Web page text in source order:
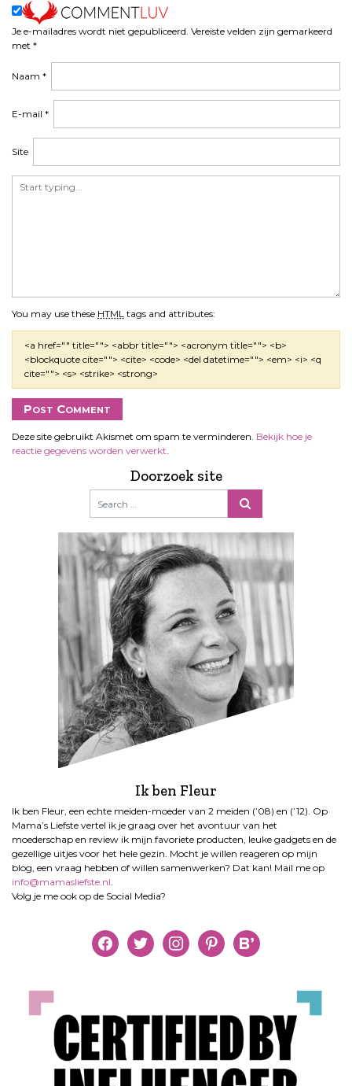
t
n
a
i
a
i
Je e-mailadres wordt niet gepubliceerd. Vereiste velden zijn gemarkeerd
met *
You may use these HTML tags and attributes:
<a href="" title=""> <abbr title=""> <acronym title=""> <b>
<blockquote cite=""> <cite> <code> <del datetime=""> <em> <i> <q
cite=""> <s> <strike> <strong>
Naam *
E-mail *
Site
Deze site gebruikt Akismet om spam te verminderen. Bekijk hoe je
reactie gegevens worden verwerkt.
Doorzoek site
Ik ben Fleur
Ik ben Fleur, een echte meiden-moeder van 2 meiden (’08) en (’12). Op
Mama’s Liefste vertel ik je graag over het avontuur van het
moederschap en review ik mijn favoriete producten, leuke gadgets en de
gezellige uitjes voor het hele gezin. Mocht je willen reageren op mijn
blog, een vraag hebben of willen samenwerken? Dat kan! Mail me op
info@mamasliefste.nl.
Volg je me ook op de Social Media?
facebooktwitter instagrampinterestbloglovin